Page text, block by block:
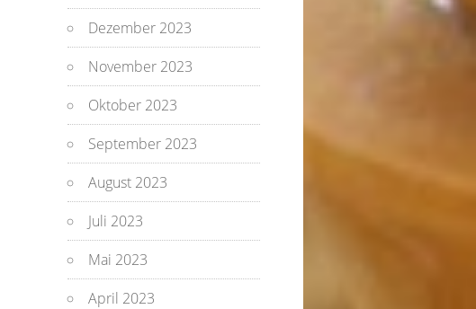
Dezember 2023
November 2023
Oktober 2023
September 2023
August 2023
Juli 2023
Mai 2023
April 2023